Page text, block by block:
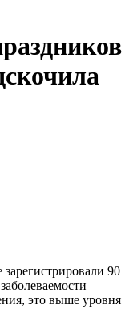
90
это выше уровня